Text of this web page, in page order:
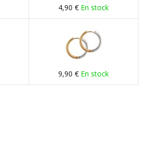
4,90 € En stock
9,90 € En stock